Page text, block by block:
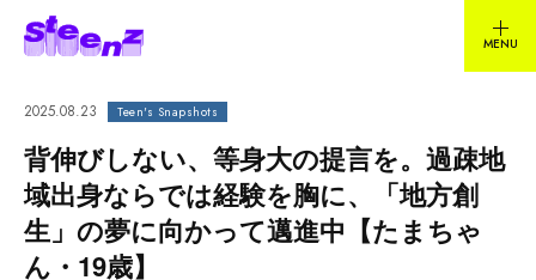
2025.08.23 Teen's Snapshots
背伸びしない、等身大の提言を。過疎地
域出身ならでは経験を胸に、「地方創
生」の夢に向かって邁進中【たまちゃ
ん・19歳】